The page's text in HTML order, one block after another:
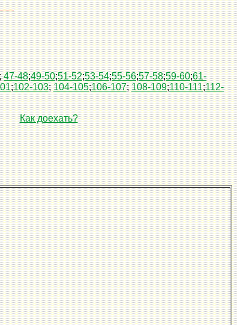
47-48;49-50;51-52;53-54;55-56;57-58;59-60;61-
;102-103; 104-105;106-107; 108-109;110-111;112-
Как доехать?